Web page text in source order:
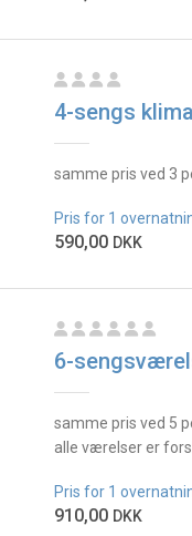
4-sengs
samme pris ved 3
Pris for 1
590,00 DKK
6-
samme pris ved 5
alle værelser er
Pris for 1
910,00 DKK